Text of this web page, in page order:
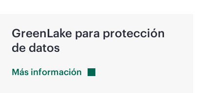
GreenLake para protección
de datos
Más información